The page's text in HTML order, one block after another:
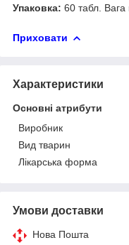
Упаковка: 60 табл. Вага
Приховати
Характеристики
Основні атрибути
Виробник
Вид тварин
Лікарська форма
Умови доставки
Нова Пошта